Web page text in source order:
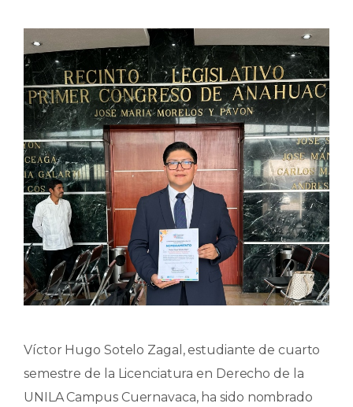
Víctor Hugo Sotelo Zagal, estudiante de cuarto
semestre de la Licenciatura en Derecho de la
UNILA Campus Cuernavaca, ha sido nombrado